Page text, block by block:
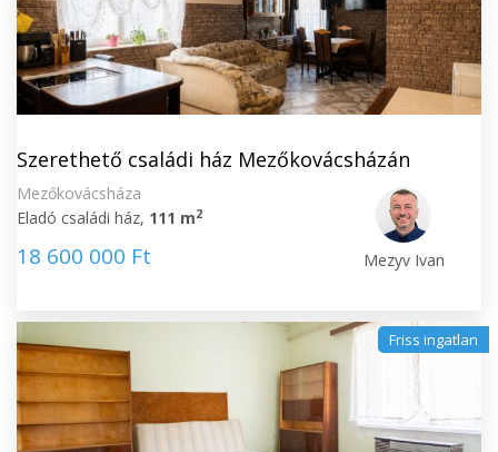
Szerethető családi ház Mezőkovácsházán
Mezőkovácsháza
Eladó családi ház, 111 m2
18 600 000 Ft Mezyv Ivan
Friss ingatlan